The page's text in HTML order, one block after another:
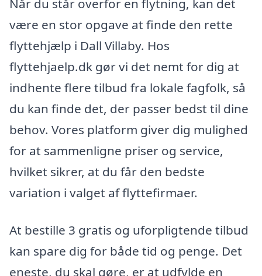
Når du står overfor en flytning, kan det
være en stor opgave at finde den rette
flyttehjælp i Dall Villaby. Hos
flyttehjaelp.dk gør vi det nemt for dig at
indhente flere tilbud fra lokale fagfolk, så
du kan finde det, der passer bedst til dine
behov. Vores platform giver dig mulighed
for at sammenligne priser og service,
hvilket sikrer, at du får den bedste
variation i valget af flyttefirmaer.
At bestille 3 gratis og uforpligtende tilbud
kan spare dig for både tid og penge. Det
eneste, du skal gøre, er at udfylde en